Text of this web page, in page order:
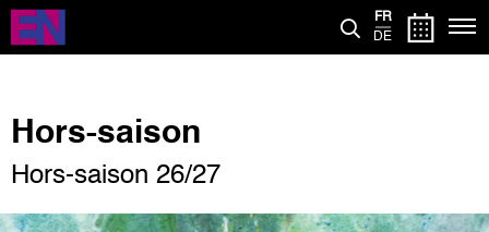
Aller
contenu
FR
DE
Hors-saison
Hors-saison 26/27